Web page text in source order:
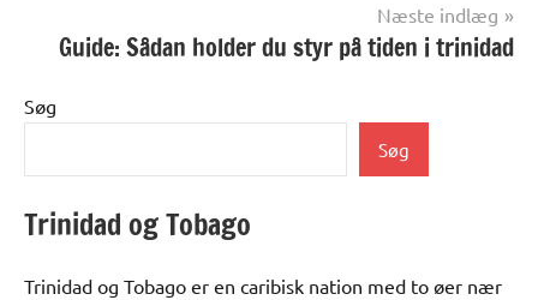
Næste indlæg
Guide: Sådan holder du styr på tiden i trinidad
Søg
Søg
Trinidad og Tobago
Trinidad og Tobago er en caribisk nation med to øer nær